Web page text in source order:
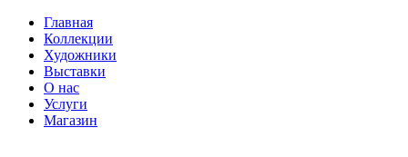
Главная
Коллекции
Художники
Выставки
О нас
Услуги
Магазин